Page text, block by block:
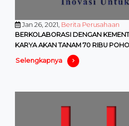
Jan 26, 2021, Berita Perusahaan
BERKOLABORASI DENGAN
KARYA AKAN TANAM 70 RIBU
TOL TRANS SUMATERA
Selengkapnya